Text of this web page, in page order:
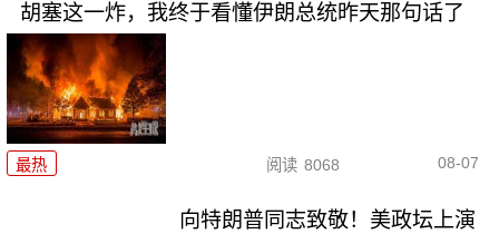
胡塞这一炸，我终于看懂伊朗总统昨天那句话了
最热 阅读 8068 08-07
向特朗普同志致敬！美政坛上演